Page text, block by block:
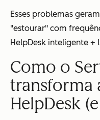
Esses problemas
"estourar" com
HelpDesk inteligente +
Como o
transforma
HelpDesk